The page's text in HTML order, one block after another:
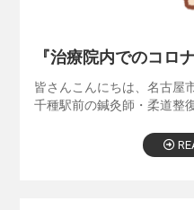
『治療院内でのコロ
皆さんこんにちは、名古屋
千種駅前の鍼灸師・柔道整